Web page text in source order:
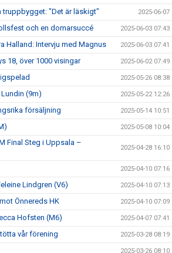
truppbygget: "Det är läskigt" 2025-06-07
och en domarsuccé 2025-06-03 07:43
Halland: Intervju med Magnus 2025-06-03 07:41
18, över 1000 visingar 2025-06-02 07:49
2025-05-26 08:38
(9m) 2025-05-22 12:26
försäljning 2025-05-14 10:51
2025-05-08 10:04
Final Steg i Uppsala –
2025-04-28 16:10
2025-04-10 07:16
Lindgren (V6) 2025-04-10 07:13
Önnereds HK 2025-04-10 07:09
Hofsten (M6) 2025-04-07 07:41
vår förening 2025-03-28 08:19
2025-03-26 08:10